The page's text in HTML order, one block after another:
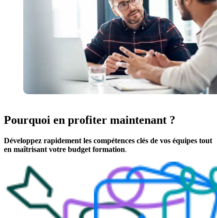
Pourquoi en profiter maintenant ?
Développez rapidement les compétences clés de vos équipes tout
en maîtrisant votre budget formation.